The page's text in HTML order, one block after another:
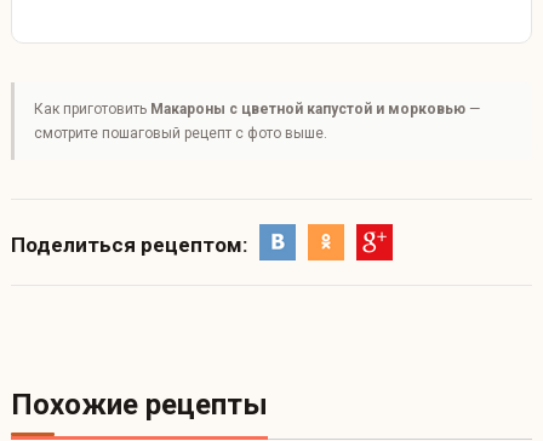
Как приготовить Макароны с цветной капустой и морковью—
смотрите пошаговый рецепт с фото выше.
Поделиться рецептом:
Похожие рецепты